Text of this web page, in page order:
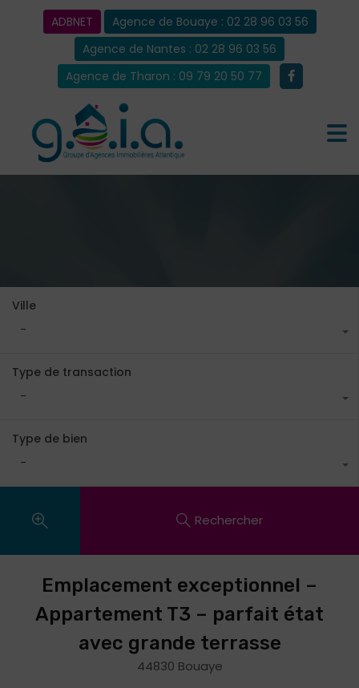
ADBNET
Agence de Bouaye : 02 28 96 03 56
Agence de Nantes : 02 28 96 03 56
Agence de Tharon : 09 79 20 50 77
Ville
-
Type de transaction
-
Type de bien
-
Rechercher
Emplacement exceptionnel –
Appartement T3 – parfait état
avec grande terrasse
44830 Bouaye